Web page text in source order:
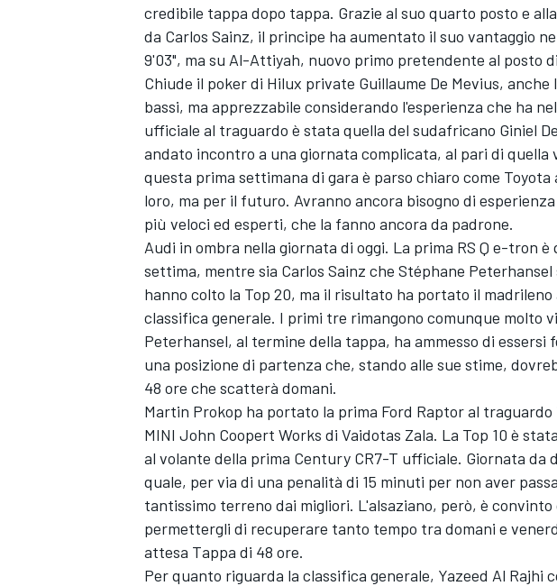
ENDURANCE/GT
credibile tappa dopo tappa. Grazie al suo quarto posto e
da Carlos Sainz, il principe ha aumentato il suo vantaggio
9'03", ma su Al-Attiyah, nuovo primo pretendente al posto
Chiude il poker di Hilux private Guillaume De Mevius,
bassi, ma apprezzabile considerando l'esperienza che ha
ufficiale al traguardo è stata quella del sudafricano Giniel
andato incontro a una giornata complicata, al pari di quella
questa prima settimana di gara è parso chiaro come
loro, ma per il futuro. Avranno ancora bisogno di
più veloci ed esperti, che la fanno ancora da padrone.
Audi in ombra nella giornata di oggi. La prima RS Q e-tron
settima, mentre sia Carlos Sainz che Stéphane
hanno colto la Top 20, ma il risultato ha portato il
classifica generale. I primi tre rimangono comunque molto
Peterhansel, al termine della tappa, ha ammesso di
una posizione di partenza che, stando alle sue stime,
48 ore che scatterà domani.
Martin Prokop ha portato la prima Ford Raptor al
MINI John Coopert Works di Vaidotas Zala. La Top 10 è
al volante della prima Century CR7-T ufficiale. Giornata da
quale, per via di una penalità di 15 minuti per non aver
tantissimo terreno dai migliori. L'alsaziano, però, è
permettergli di recuperare tanto tempo tra domani e
attesa Tappa di 48 ore.
Per quanto riguarda la classifica generale, Yazeed Al Rajhi